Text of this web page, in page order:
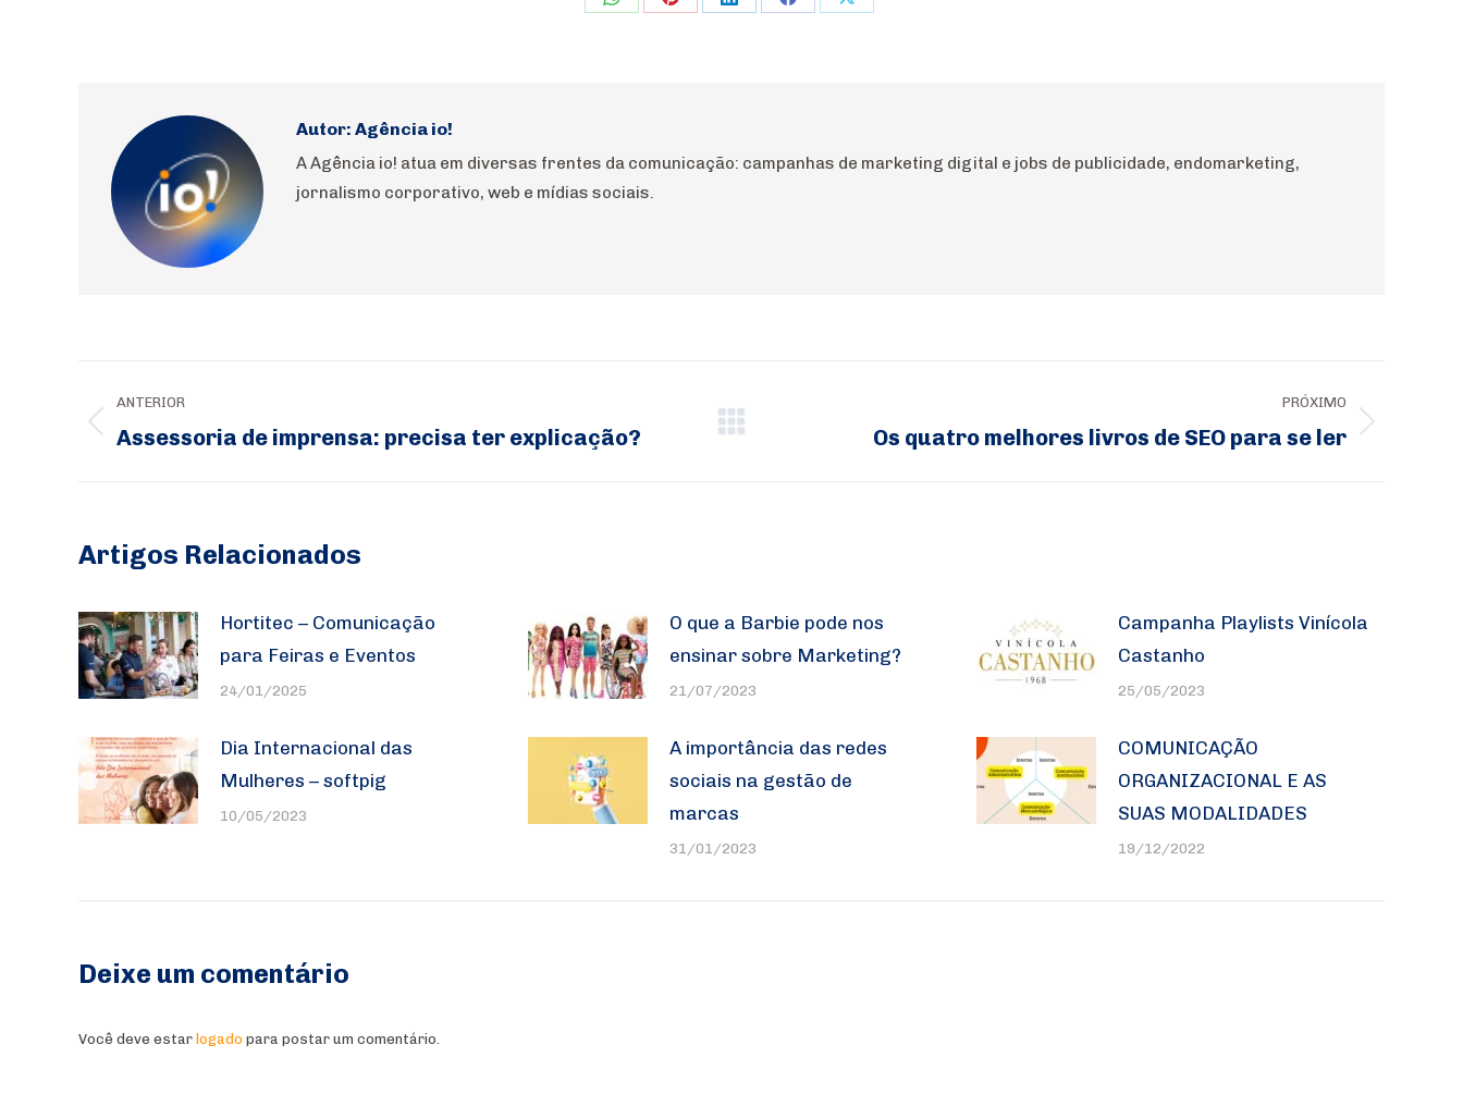
Share Share Share Share Share
Autor: Agência io!
A Agência io! atua em diversas frentes da comunicação: campanhas de marketing digital e jobs de publicidade, endomarketing,
jornalismo corporativo, web e mídias sociais.
de
ANTERIOR
Post
Assessoria de imprensa: precisa ter explicação?
PRÓXIMO
Os quatro melhores livros de SEO para se ler
Artigos Relacionados
Hortitec – Comunicação
para Feiras e Eventos
24/01/2025
O que a Barbie pode nos
ensinar sobre Marketing?
21/07/2023
Campanha Playlists Vinícola
Castanho
25/05/2023
Dia Internacional das
Mulheres – softpig
10/05/2023
A importância das redes
sociais na gestão de
marcas
31/01/2023
COMUNICAÇÃO
ORGANIZACIONAL E AS
SUAS MODALIDADES
19/12/2022
Deixe um comentário
Você deve estar logado para postar um comentário.